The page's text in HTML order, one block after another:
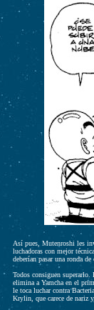
Así pues, Mutenroshi les
luchadoras con mejor
deberían pasar una ronda
Todos consiguen
elimina a Yamcha en el
le toca luchar contra
Krylin, que carece de nariz